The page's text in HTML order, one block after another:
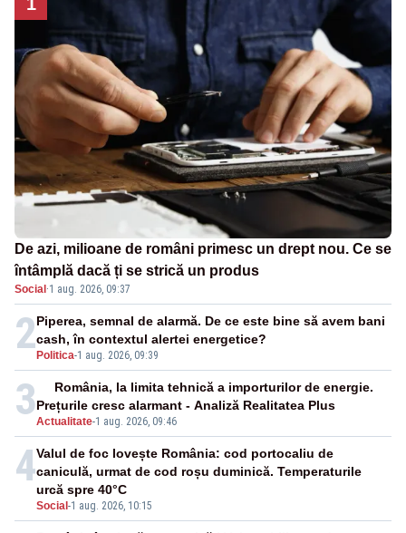
De azi, milioane de români primesc un drept nou. Ce se
întâmplă dacă ți se strică un produs
Social ·1 aug. 2026, 09:37
2 Politica-1 aug. 2026, 09:39
Piperea, semnal de alarmă. De ce este bine să avem bani
cash, în contextul alertei energetice?
3Actualitate-1 aug. 2026, 09:46
România, la limita tehnică a importurilor de energie.
Prețurile cresc alarmant - Analiză Realitatea Plus
4
Social -1 aug. 2026, 10:15
Valul de foc lovește România: cod portocaliu de
caniculă, urmat de cod roșu duminică. Temperaturile
urcă spre 40°C